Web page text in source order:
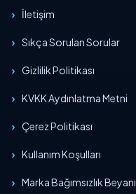
İletişim
Sıkça Sorulan Sorular
Gizlilik Politikası
KVKK Aydınlatma Metni
Çerez Politikası
Kullanım Koşulları
Marka Bağımsızlık Beyanı